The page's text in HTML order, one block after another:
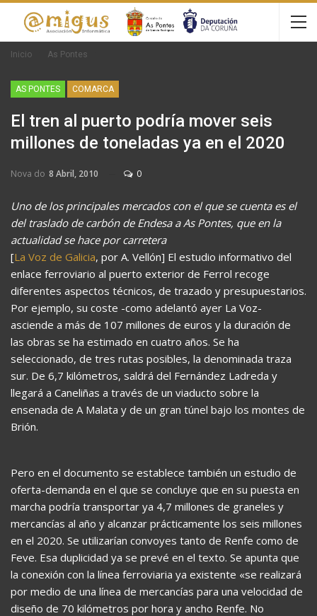
Inicio As Pontes
AS PONTES COMARCA
El tren al puerto podría mover seis
millones de toneladas ya en el 2020
Nova do 8 Abril, 2010 0
Uno de los principales mercados con el que se cuenta es el
del traslado de carbón de Endesa a As Pontes, que en la
actualidad se hace por carretera
[La Voz de Galicia, por A. Vellón] El estudio informativo del
enlace ferroviario al puerto exterior de Ferrol recoge
diferentes aspectos técnicos, de trazado y presupuestarios.
Por ejemplo, su coste -como adelantó ayer La Voz-
asciende a más de 107 millones de euros y la duración de
las obras se ha estimado en cuatro años. Se ha
seleccionado, de tres rutas posibles, la denominada traza
sur. De 6,7 kilómetros, saldrá del Fernández Ladreda y
llegará a Caneliñas a través de un viaducto sobre la
ensenada de A Malata y de un gran túnel bajo los montes de
Brión.
Pero en el documento se establece también un estudio de
oferta-demanda en el que se concluye que en su puesta en
marcha podría transportar ya 4,7 millones de graneles y
mercancías al año y alcanzar prácticamente los seis millones
en el 2020. Se utilizarían convoyes tanto de Renfe como de
Feve. Esa duplicidad ya se prevé en el texto. Se apunta que
la conexión con la línea ferroviaria ya existente «se realizará
por medio de una línea de mercancías para una velocidad de
diseño de 70 kilómetros por hora y ancho Renfe. No